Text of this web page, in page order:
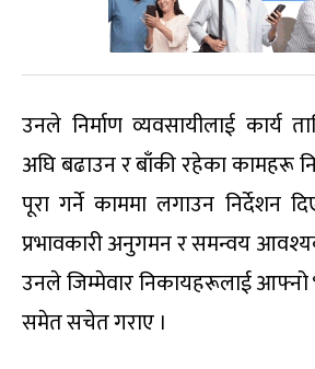
उनले निर्माण व्यवसायीलाई कार्य
अघि बढाउन र बाँकी रहेका कामहरू
पूरा गर्ने काममा लगाउन निर्देशन
प्रभावकारी अनुगमन र समन्वय
उनले जिम्मेवार निकायहरूलाई आफ्नो
समेत सचेत गराए ।